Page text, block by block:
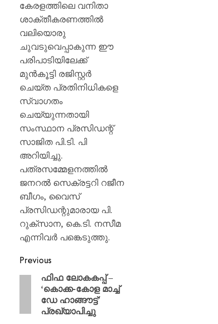
കേരളത്തിലെ വനിതാ
ശാക്തീകരണത്തിൽ
വലിയൊരു
ചുവടുവെപ്പാകുന്ന ഈ
പരിപാടിയിലേക്ക്
മുൻകൂട്ടി രജിസ്റ്റർ
ചെയ്ത പ്രതിനിധികളെ
സ്വാഗതം
ചെയ്യുന്നതായി
സംസ്ഥാന പ്രസിഡന്റ്
സാജിത പി.ടി. പി
അറിയിച്ചു.
പത്രസമ്മേളനത്തിൽ
ജനറൽ സെക്രട്ടറി റജീന
ബീഗം, വൈസ്
പ്രസിഡന്റുമാരായ പി.
റുക്‌സാന, കെ.ടി. നസീമ
എന്നിവർ പങ്കെടുത്തു.
Previous
ഫിഫ ലോകകപ്പ് –
‘കൊക്ക-കോള മാച്ച്
ഡേ ഹാങ്ങൗട്ട്’
പ്രഖ്യാപിച്ചു